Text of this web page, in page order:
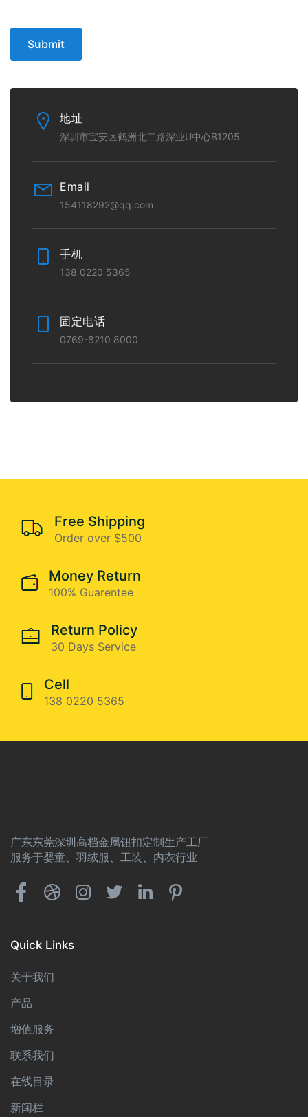
Submit
地址
深圳市宝安区鹤洲北二路深业U中心B1205
Email
154118292@qq.com
手机
138 0220 5365
固定电话
0769-8210 8000
Free Shipping
Order over $500
Money Return
100% Guarentee
Return Policy
30 Days Service
Cell
138 0220 5365
广东东莞深圳高档金属钮扣定制生产工厂
服务于婴童、羽绒服、工装、内衣行业
Quick Links
关于我们
产品
增值服务
联系我们
在线目录
新闻栏